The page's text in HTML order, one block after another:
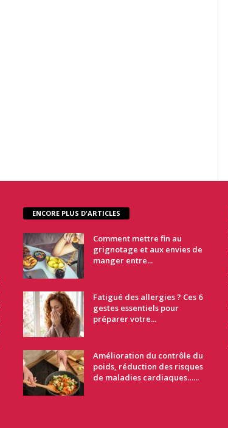
ENCORE PLUS D'ARTICLES
Comment mettre fin au
grignotage et aux envies de
manger entre...
Fatigué des allergies ? Ces 6
gestes essentiels pour
préparer votre...
Amélioration du contrôle du
poids, réduction des risques
de maladies cardiaques…...